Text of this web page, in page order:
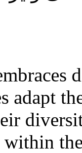
adapt
within